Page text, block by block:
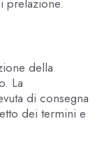
prelazione.
della
La
di consegna
dei termini e